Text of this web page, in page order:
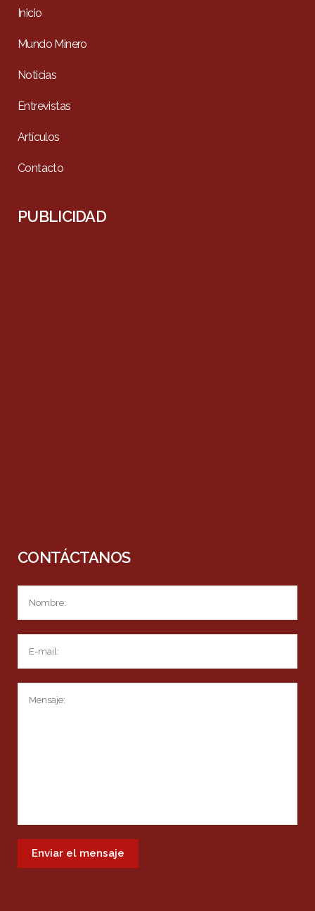
Inicio
Mundo Minero
Noticias
Entrevistas
Artículos
Contacto
PUBLICIDAD
CONTÁCTANOS